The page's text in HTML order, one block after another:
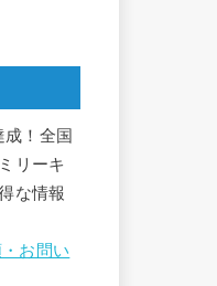
成！全国
リーキ
な情報
お問い